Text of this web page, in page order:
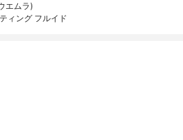
エムラ)
ィング フルイド